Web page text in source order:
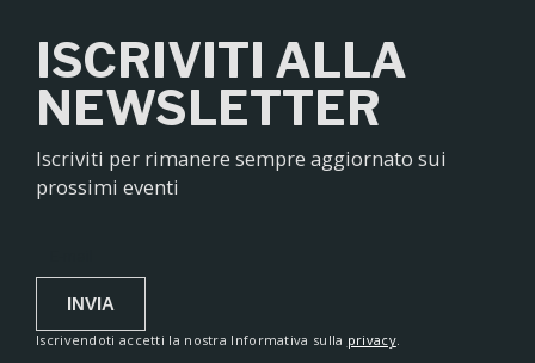
ISCRIVITI ALLA
NEWSLETTER
Iscriviti per rimanere sempre aggiornato sui
prossimi eventi
INVIA
Alternative:
Iscrivendoti accetti la nostra Informativa sulla privacy.